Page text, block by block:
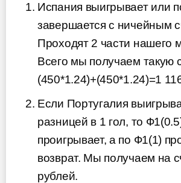
Испания выигрывает или
завершается с ничейным
Проходят 2 части нашего
Всего мы получаем такую
(450*1.24)+(450*1.24)=1
Если Португалия
разницей в 1 гол, то
проигрывает, а по Ф1(1)
возврат. Мы получаем на
рублей.